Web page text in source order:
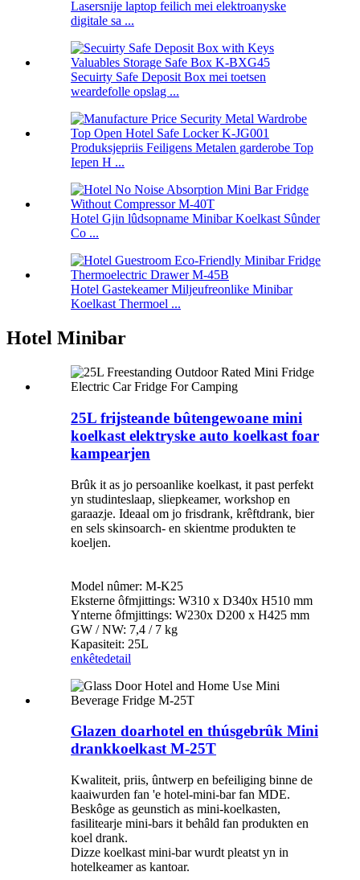
Lasersnije laptop feilich mei elektroanyske
digitale sa ...
Secuirty Safe Deposit Box mei toetsen
weardefolle opslag ...
Produksjepriis Feiligens Metalen garderobe Top
Iepen H ...
Hotel Gjin lûdsopname Minibar Koelkast Sûnder
Co ...
Hotel Gastekeamer Miljeufreonlike Minibar
Koelkast Thermoel ...
Hotel Minibar
25L frijsteande bûtengewoane mini
koelkast elektryske auto koelkast foar
kampearjen
Brûk it as jo persoanlike koelkast, it past perfekt
yn studinteslaap, sliepkeamer, workshop en
garaazje. Ideaal om jo frisdrank, krêftdrank, bier
en sels skinsoarch- en skientme produkten te
koeljen.
Model nûmer: M-K25
Eksterne ôfmjittings: W310 x D340x H510 mm
Ynterne ôfmjittings: W230x D200 x H425 mm
GW / NW: 7,4 / 7 kg
Kapasiteit: 25L
enkêtedetail
Glazen doarhotel en thúsgebrûk Mini
drankkoelkast M-25T
Kwaliteit, priis, ûntwerp en befeiliging binne de
kaaiwurden fan 'e hotel-mini-bar fan MDE.
Beskôge as geunstich as mini-koelkasten,
fasilitearje mini-bars it behâld fan produkten en
koel drank.
Dizze koelkast mini-bar wurdt pleatst yn in
hotelkeamer as kantoar.